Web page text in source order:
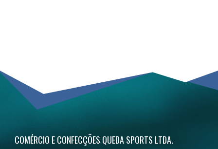
ser
do
COMÉRCIO E CONFECÇÕES QUEDA SPORTS LTDA.